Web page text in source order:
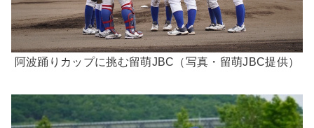
阿波踊りカップに挑む留萌JBC（写真・留萌JBC提供）